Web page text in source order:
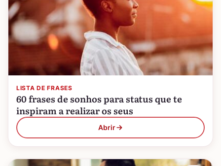
LISTA DE FRASES
60 frases de sonhos para status que te
inspiram a realizar os seus
Abrir